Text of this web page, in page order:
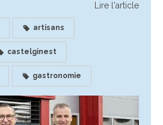
Lire l'article
artisans
castelginest
gastronomie